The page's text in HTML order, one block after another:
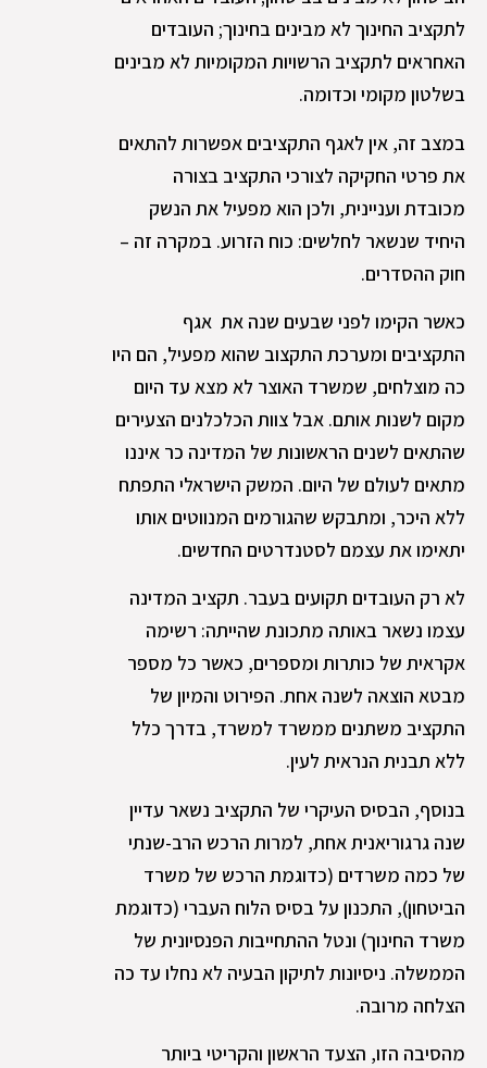
לתקציב החינוך לא מבינים בחינוך; העובדים
האחראים לתקציב הרשויות המקומיות לא מבינים
בשלטון מקומי וכדומה.
במצב זה, אין לאגף התקציבים אפשרות להתאים
את פרטי החקיקה לצורכי התקציב בצורה
מכובדת ועניינית, ולכן הוא מפעיל את הנשק
היחיד שנשאר לחלשים: כוח הזרוע. במקרה זה –
חוק ההסדרים.
כאשר הקימו לפני שבעים שנה את אגף
התקציבים ומערכת התקצוב שהוא מפעיל, הם היו
כה מוצלחים, שמשרד האוצר לא מצא עד היום
מקום לשנות אותם. אבל צוות הכלכלנים הצעירים
שהתאים לשנים הראשונות של המדינה כר איננו
מתאים לעולם של היום. המשק הישראלי התפתח
ללא היכר, ומתבקש שהגורמים המנווטים אותו
יתאימו את עצמם לסטנדרטים החדשים.
לא רק העובדים תקועים בעבר. תקציב המדינה
עצמו נשאר באותה מתכונת שהייתה: רשימה
אקראית של כותרות ומספרים, כאשר כל מספר
מבטא הוצאה לשנה אחת. הפירוט והמיון של
התקציב משתנים ממשרד למשרד, בדרך כלל
ללא תבנית הנראית לעין.
בנוסף, הבסיס העיקרי של התקציב נשאר עדיין
שנה גרגוריאנית אחת, למרות הרכש הרב-שנתי
של כמה משרדים (כדוגמת הרכש של משרד
הביטחון), התכנון על בסיס הלוח העברי (כדוגמת
משרד החינוך) ונטל ההתחייבות הפנסיונית של
הממשלה. ניסיונות לתיקון הבעיה לא נחלו עד כה
הצלחה מרובה.
מהסיבה הזו, הצעד הראשון והקריטי ביותר